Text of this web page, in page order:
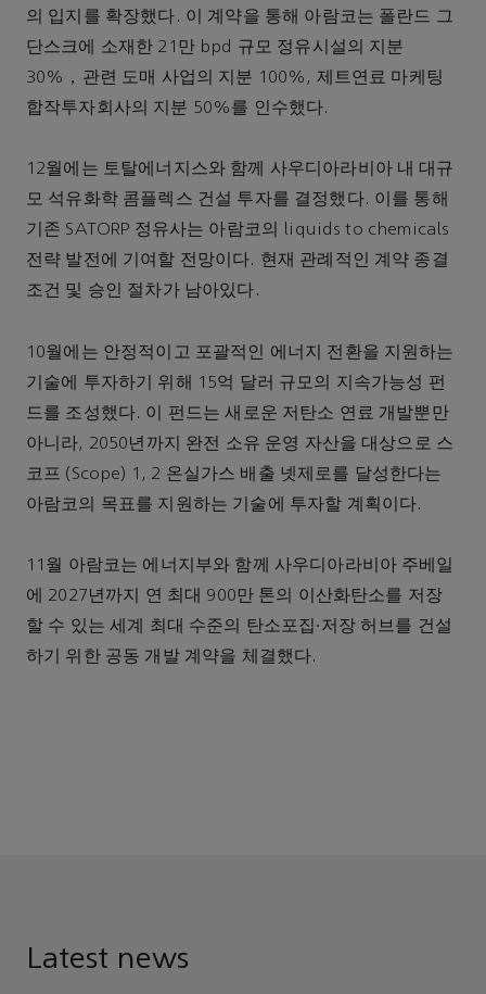
의 입지를 확장했다. 이 계약을 통해 아람코는 폴란드 그
단스크에 소재한 21만 bpd 규모 정유시설의 지분
30%，관련 도매 사업의 지분 100%, 제트연료 마케팅
합작투자회사의 지분 50%를 인수했다.
12월에는 토탈에너지스와 함께 사우디아라비아 내 대규
모 석유화학 콤플렉스 건설 투자를 결정했다. 이를 통해
기존 SATORP 정유사는 아람코의 liquids to chemicals
전략 발전에 기여할 전망이다. 현재 관례적인 계약 종결
조건 및 승인 절차가 남아있다.
10월에는 안정적이고 포괄적인 에너지 전환을 지원하는
기술에 투자하기 위해 15억 달러 규모의 지속가능성 펀
드를 조성했다. 이 펀드는 새로운 저탄소 연료 개발뿐만
아니라, 2050년까지 완전 소유 운영 자산을 대상으로 스
코프 (Scope) 1, 2 온실가스 배출 넷제로를 달성한다는
아람코의 목표를 지원하는 기술에 투자할 계획이다.
11월 아람코는 에너지부와 함께 사우디아라비아 주베일
에 2027년까지 연 최대 900만 톤의 이산화탄소를 저장
할 수 있는 세계 최대 수준의 탄소포집∙저장 허브를 건설
하기 위한 공동 개발 계약을 체결했다.
Latest news